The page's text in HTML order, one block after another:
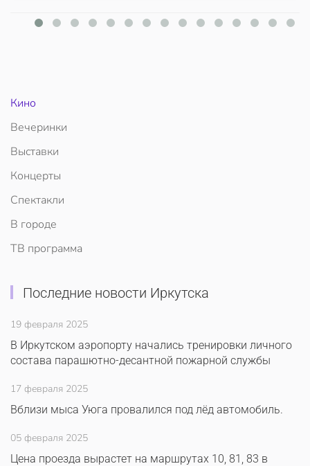
Кино
Вечеринки
Выставки
Концерты
Спектакли
В городе
ТВ программа
Последние новости Иркутска
19 февраля 2025
В Иркутском аэропорту начались тренировки личного
состава парашютно-десантной пожарной службы
17 февраля 2025
Вблизи мыса Уюга провалился под лёд автомобиль.
05 февраля 2025
Цена проезда вырастет на маршрутах 10, 81, 83 в